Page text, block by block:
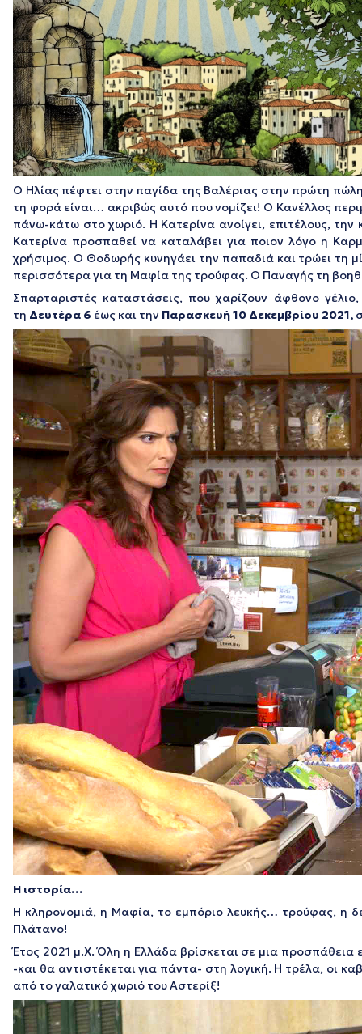
Ο Ηλίας πέφτει στην παγίδα της Βαλέριας στην πρώτη
τη φορά είναι… ακριβώς αυτό που νομίζει! Ο Κανέλλος
πάνω-κάτω στο χωριό. Η Κατερίνα ανοίγει, επιτέλους,
Κατερίνα προσπαθεί να καταλάβει για ποιον λόγο η
χρήσιμος. Ο Θοδωρής κυνηγάει την παπαδιά και τρώει τη
περισσότερα για τη Μαφία της τρούφας. Ο Παναγής τη
Σπαρταριστές καταστάσεις, που χαρίζουν άφθονο
τη Δευτέρα 6 έως και την Παρασκευή 10 Δεκεμβρίου 2021,
Η ιστορία…
Η κληρονομιά, η Μαφία, το εμπόριο λευκής… τρούφας, η
Πλάτανο!
Έτος 2021 μ.Χ. Όλη η Ελλάδα βρίσκεται σε μια
-και θα αντιστέκεται για πάντα- στη λογική. Η τρέλα, οι
από το γαλατικό χωριό του Αστερίξ!